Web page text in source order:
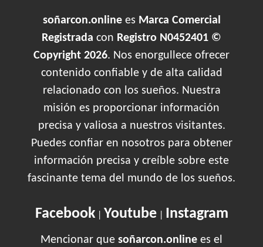
soñarcon.onlinees Marca Comercial
Registrada con Registro N0452401 ©
Copyright 2026. Nos enorgullece ofrecer
contenido confiable y de alta calidad
relacionado con los sueños. Nuestra
misión es proporcionar información
precisa y valiosa a nuestros visitantes.
Puedes confiar en nosotros para obtener
información precisa y creíble sobre este
fascinante tema del mundo de los sueños.
Facebook| Youtube| Instagram
Mencionar que soñarcon.online es el